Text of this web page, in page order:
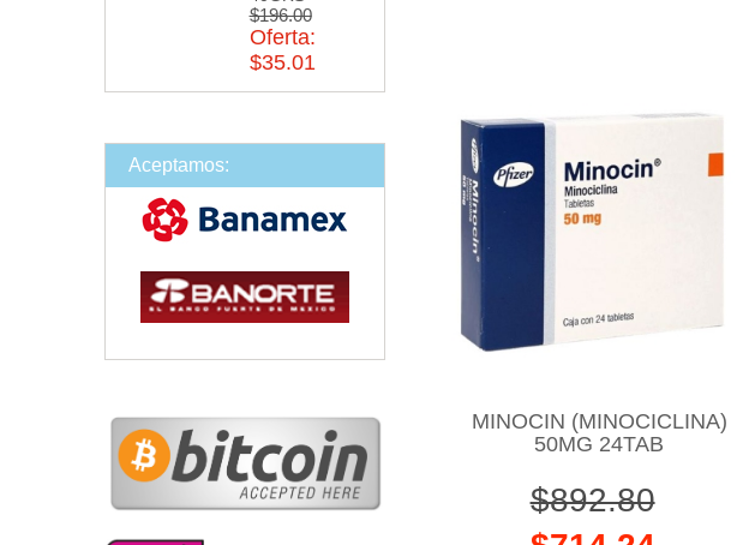
$196.00
Oferta:
$35.01
Aceptamos:
MINOCIN (MINOCICLINA)
50MG 24TAB
$892.80